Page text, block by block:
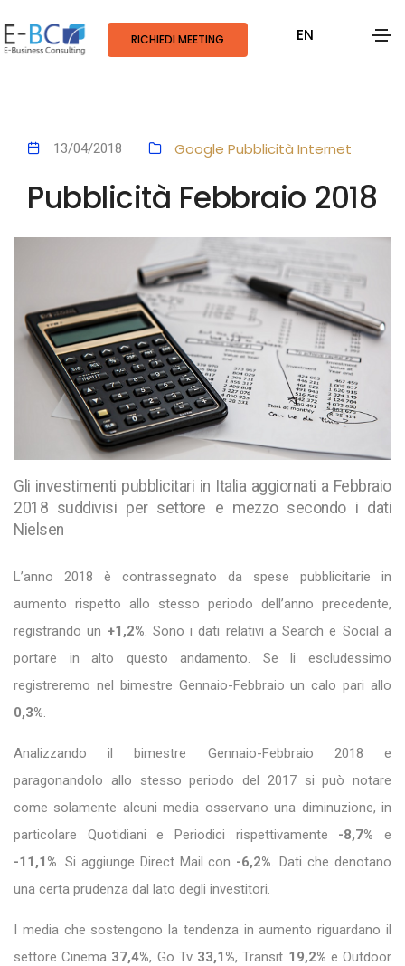
RICHIEDI MEETING EN
13/04/2018 Google Pubblicità Internet
Pubblicità Febbraio 2018
Gli investimenti pubblicitari in Italia aggiornati a Febbraio
2018 suddivisi per settore e mezzo secondo i dati
Nielsen
L’anno 2018 è contrassegnato da spese pubblicitarie in
aumento rispetto allo stesso periodo dell’anno precedente,
registrando un +1,2%. Sono i dati relativi a Search e Social a
portare in alto questo andamento. Se li escludessimo
registreremo nel bimestre Gennaio-Febbraio un calo pari allo
0,3%.
Analizzando il bimestre Gennaio-Febbraio 2018 e
paragonandolo allo stesso periodo del 2017 si può notare
come solamente alcuni media osservano una diminuzione, in
particolare Quotidiani e Periodici rispettivamente -8,7% e
-11,1%. Si aggiunge Direct Mail con -6,2%. Dati che denotano
una certa prudenza dal lato degli investitori.
I media che sostengono la tendenza in aumento riguardano il
settore Cinema 37,4%, Go Tv 33,1%, Transit 19,2% e Outdoor